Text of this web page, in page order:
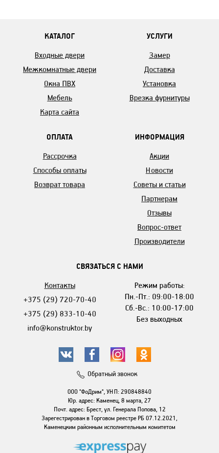
КАТАЛОГ
Входные двери
Межкомнатные двери
Окна ПВХ
Мебель
Карта сайта
УСЛУГИ
Замер
Доставка
Установка
Врезка фурнитуры
ОПЛАТА
Рассрочка
Способы оплаты
Возврат товара
ИНФОРМАЦИЯ
Акции
Новости
Советы и статьи
Партнерам
Отзывы
Вопрос-ответ
Производители
СВЯЗАТЬСЯ С НАМИ
Контакты
+375 (29) 720-70-40
+375 (29) 833-10-40
info@konstruktor.by
Режим работы:
Пн.-Пт.: 09:00-18:00
Сб.-Вс.: 10:00-17:00
Без выходных
Обратный звонок
ООО "ФоДрим", УНП: 290848840
Юр. адрес: Каменец, 8 марта, 27
Почт. адрес: Брест, ул. Генерала Попова, 12
Зарегестрирован в Торговом реестре РБ 07.12.2021,
Каменецким районным исполнительным комитетом